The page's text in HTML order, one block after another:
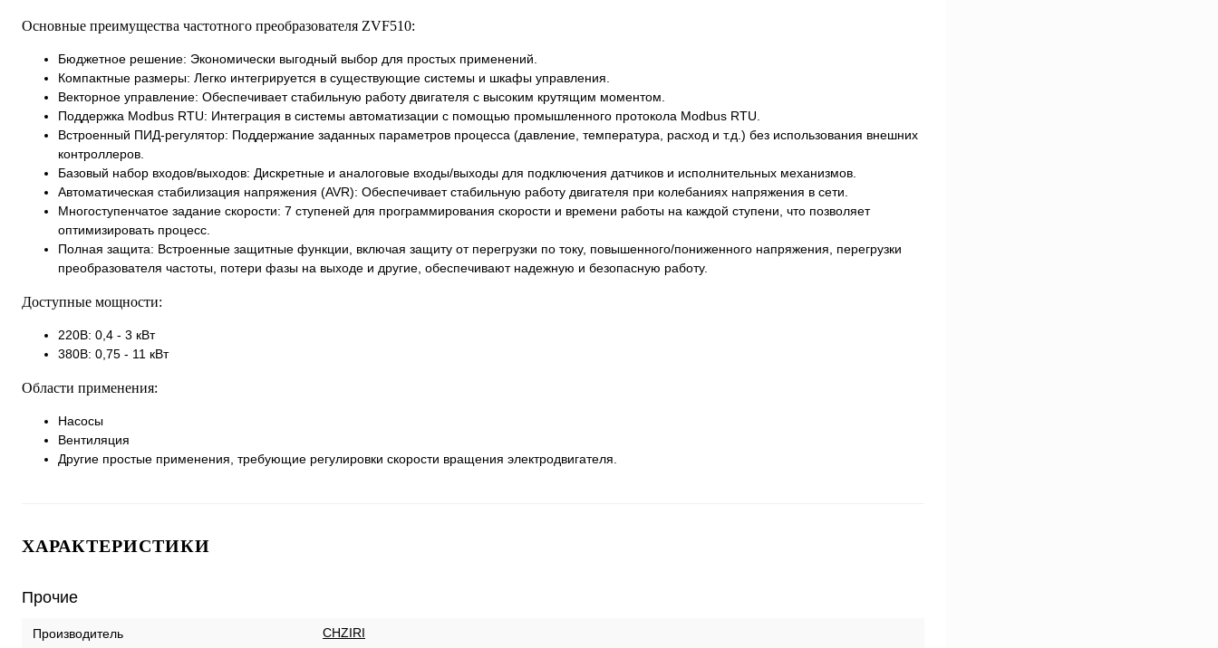
Основные преимущества частотного преобразователя ZVF510:
Бюджетное решение: Экономически выгодный выбор для простых применений.
Компактные размеры: Легко интегрируется в существующие системы и шкафы управления.
Векторное управление: Обеспечивает стабильную работу двигателя с высоким крутящим моментом.
Поддержка Modbus RTU: Интеграция в системы автоматизации с помощью промышленного протокола Modbus RTU.
Встроенный ПИД-регулятор: Поддержание заданных параметров процесса (давление, температура, расход и т.д.) без использования внешних
контроллеров.
Базовый набор входов/выходов: Дискретные и аналоговые входы/выходы для подключения датчиков и исполнительных механизмов.
Автоматическая стабилизация напряжения (AVR): Обеспечивает стабильную работу двигателя при колебаниях напряжения в сети.
Многоступенчатое задание скорости: 7 ступеней для программирования скорости и времени работы на каждой ступени, что позволяет
оптимизировать процесс.
Полная защита: Встроенные защитные функции, включая защиту от перегрузки по току, повышенного/пониженного напряжения, перегрузки
преобразователя частоты, потери фазы на выходе и другие, обеспечивают надежную и безопасную работу.
Доступные мощности:
220В: 0,4 - 3 кВт
380В: 0,75 - 11 кВт
Области применения:
Насосы
Вентиляция
Другие простые применения, требующие регулировки скорости вращения электродвигателя.
ХАРАКТЕРИСТИКИ
Прочие
Производитель CHZIRI